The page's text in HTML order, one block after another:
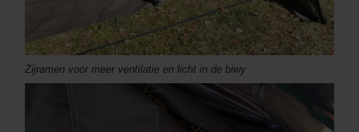
Zijramen voor meer ventilatie en licht in de biwy